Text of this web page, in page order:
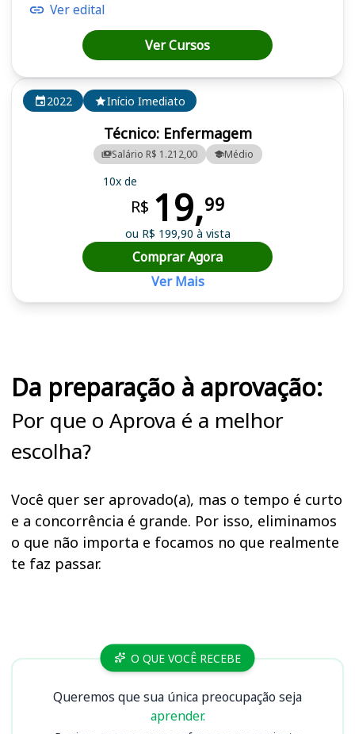
2022 Início Imediato
Técnico: Enfermagem
Salário R$ 1.212,00 Médio
10x de
R$ 19,99
ou R$ 199,90 à vista
Comprar Agora
Ver Mais
Ver edital
Ver Cursos
Da preparação à aprovação:
Por que o Aprova é a melhor
escolha?
Você quer ser aprovado(a), mas o tempo é curto
e a concorrência é grande. Por isso, eliminamos
o que não importa e focamos no que realmente
te faz passar.
Cursos O QUE VOCÊ RECEBE
Queremos que sua única preocupação seja
aprender.